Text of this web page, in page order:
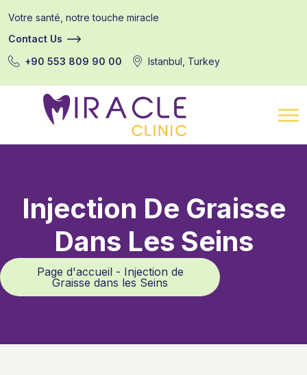
Votre santé, notre touche miracle
Contact Us
+90 553 809 90 00
Istanbul, Turkey
Injection De Graisse
Dans Les Seins
Page d'accueil - Injection de
Graisse dans les Seins